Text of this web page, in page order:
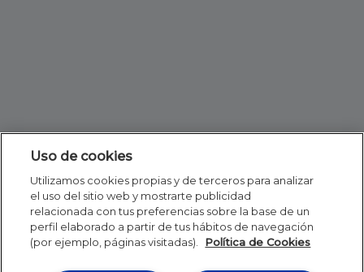
Uso de cookies
Utilizamos cookies propias y de terceros para analizar
el uso del sitio web y mostrarte publicidad
relacionada con tus preferencias sobre la base de un
perfil elaborado a partir de tus hábitos de navegación
(por ejemplo, páginas visitadas).
Política de Cookies